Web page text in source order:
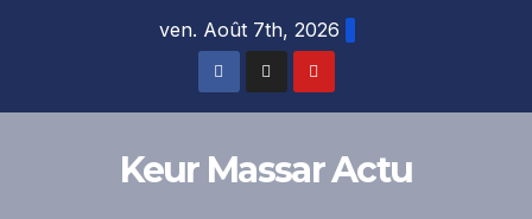
ven. Août 7th, 2026
Keur Massar Actu